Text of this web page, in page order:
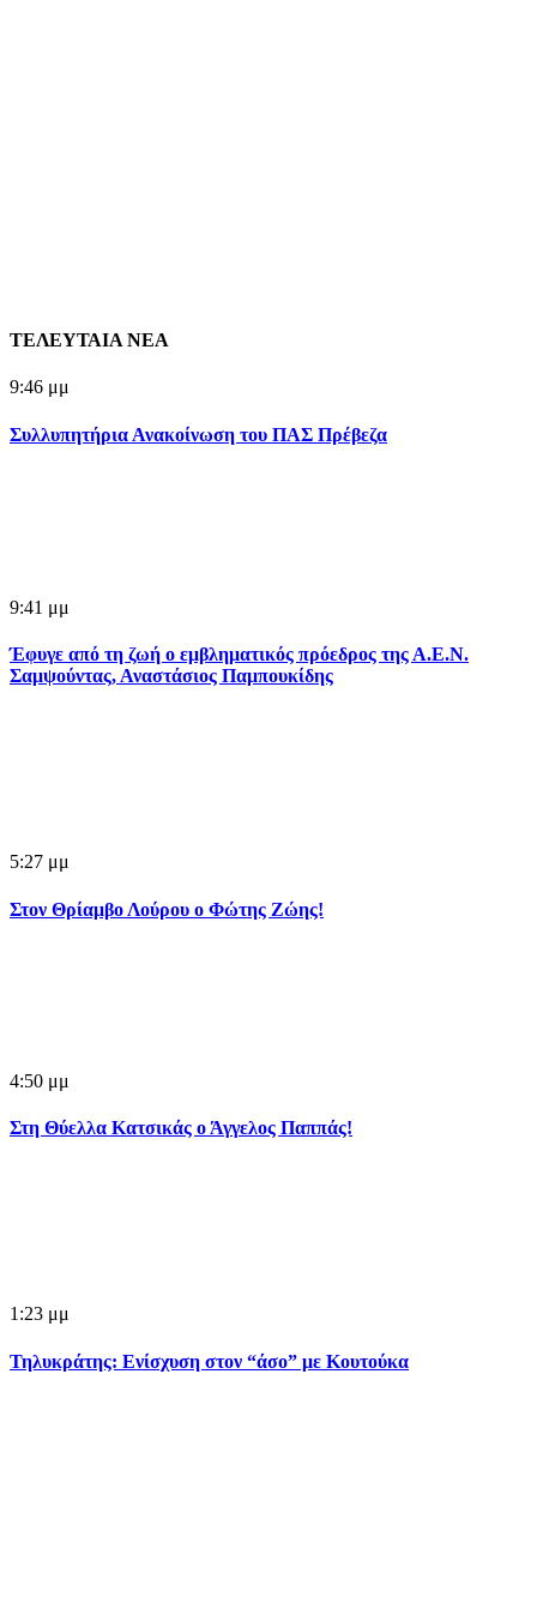
ΤΕΛΕΥΤΑΙΑ ΝΕΑ
9:46 μμ
Συλλυπητήρια Ανακοίνωση του ΠΑΣ Πρέβεζα
9:41 μμ
Έφυγε από τη ζωή ο εμβληματικός πρόεδρος της Α.Ε.Ν.
Σαμψούντας, Αναστάσιος Παμπουκίδης
5:27 μμ
Στον Θρίαμβο Λούρου ο Φώτης Ζώης!
4:50 μμ
Στη Θύελλα Κατσικάς ο Άγγελος Παππάς!
1:23 μμ
Τηλυκράτης: Ενίσχυση στον “άσο” με Κουτούκα